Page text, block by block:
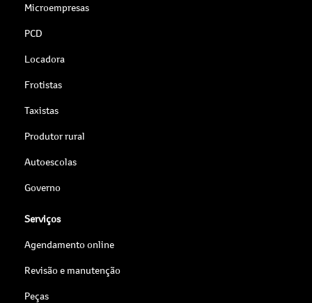
Microempresas
PCD
Locadora
Frotistas
Taxistas
Produtor rural
Autoescolas
Governo
Serviços
Agendamento online
Revisão e manutenção
Peças